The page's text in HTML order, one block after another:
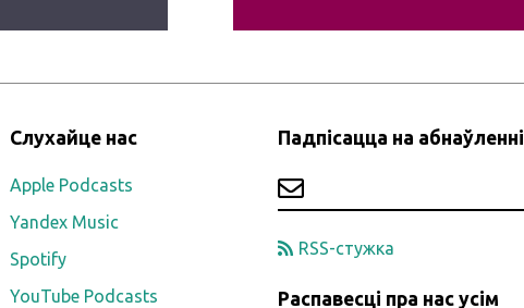
Слухайце нас
Apple Podcasts
Yandex Music
Spotify
YouTube Podcasts
Падпісацца на абнаўленні
RSS-стужка
Распавесці пра нас усім